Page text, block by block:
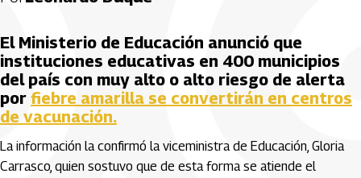
El Ministerio de Educación anunció que
instituciones educativas en 400 municipios
del país con muy alto o alto riesgo de alerta
por fiebre amarilla se convertirán en centros
de vacunación.
La información la confirmó la viceministra de Educación, Gloria
Carrasco, quien sostuvo que de esta forma se atiende el